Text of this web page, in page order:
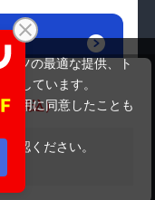
ンツの最適な提供、ト
しています。
利用に同意したことも
確認ください。